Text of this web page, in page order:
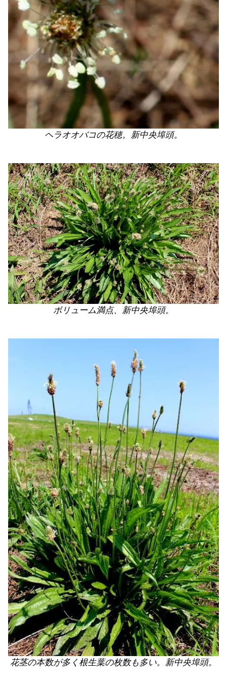
ヘラオオバコの花穂。新中央埠頭。
ボリューム満点、新中央埠頭。
花茎の本数が多く根生葉の枚数も多い。新中央埠頭。